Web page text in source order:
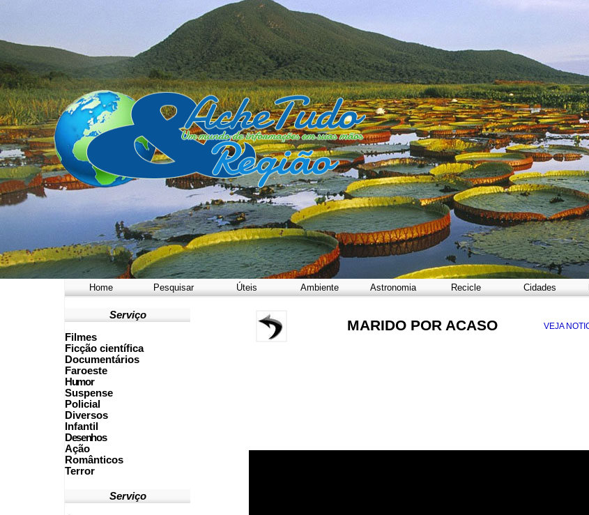
Home Pesquisar Úteis Ambiente Astronomia Recicle Cidades
Serviço
Filmes
Ficção científica
Documentários
Faroeste
Humor
Suspense
Policial
Diversos
Infantil
Desenhos
Ação
Românticos
Terror
Serviço
MARIDO POR ACASO VEJA